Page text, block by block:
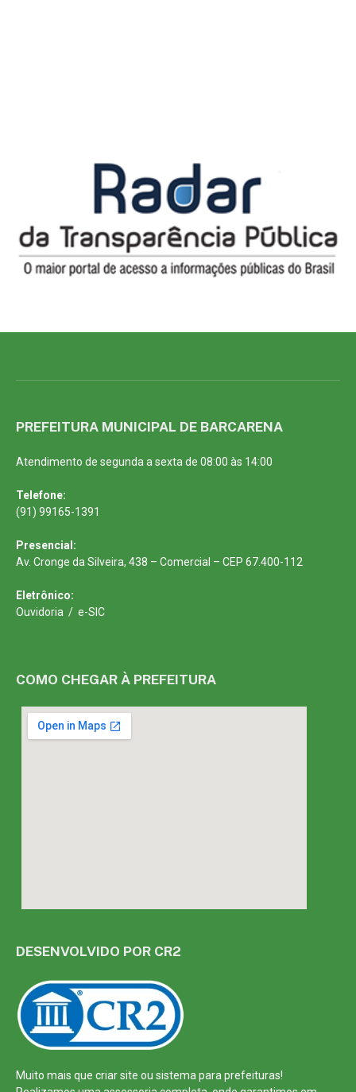
PREFEITURA MUNICIPAL DE BARCARENA
Atendimento de segunda a sexta de 08:00 às 14:00
Telefone:
(91) 99165-1391
Presencial:
Av. Cronge da Silveira, 438 – Comercial – CEP 67.400-112
Eletrônico:
Ouvidoria / e-SIC
COMO CHEGAR À PREFEITURA
DESENVOLVIDO POR CR2
Muito mais que criar site ou sistema para prefeituras!